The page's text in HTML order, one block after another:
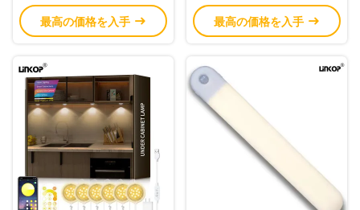
イト 室内 5V USB
最高の価格を入手
センサーライト2700K-
7000K
最高の価格を入手